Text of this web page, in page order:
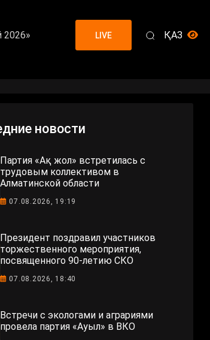
2026» LIVE ҚАЗ
новости
Партия «Ақ жол» встретилась с
трудовым коллективом в
Алматинской области
07.08.2026, 19:19
Президент поздравил участников
торжественного мероприятия,
посвященного 90-летию СКО
07.08.2026, 18:40
Встречи с экологами и аграриями
провела партия «Ауыл» в ВКО